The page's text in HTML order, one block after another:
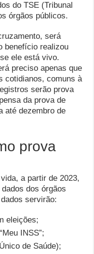
do TSE (Tribunal
órgãos públicos.
será
benefício realizou
ele está vivo.
preciso apenas que
cotidianos, comuns à
serão prova
da prova de
até dezembro de
prova
a partir de 2023,
dos órgãos
servirão:
eleições;
INSS”;
de Saúde);